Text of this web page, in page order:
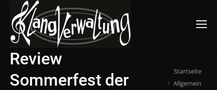
Suchen:
Review
Sommerfest der
Du bist hier:Startseite
Allgemein